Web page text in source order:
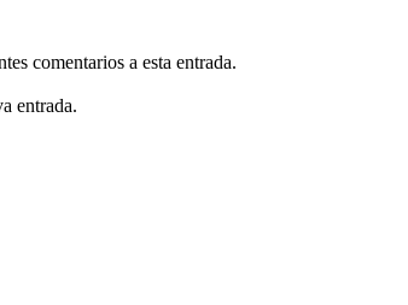
comentarios a esta entrada.
entrada.